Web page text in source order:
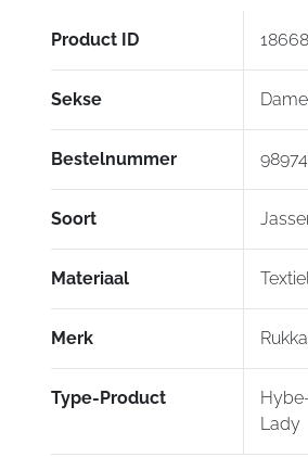
Product ID 18668
Sekse
Bestelnummer
Soort
Materiaal Textiel
Merk Rukka
Type-Product
Lady